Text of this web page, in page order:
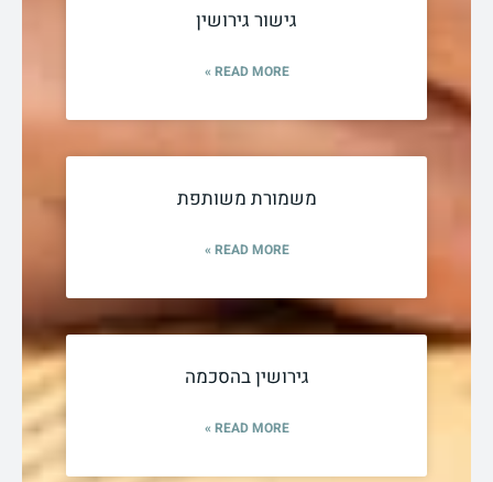
גישור גירושין
READ MORE »
משמורת משותפת
READ MORE »
גירושין בהסכמה
READ MORE »